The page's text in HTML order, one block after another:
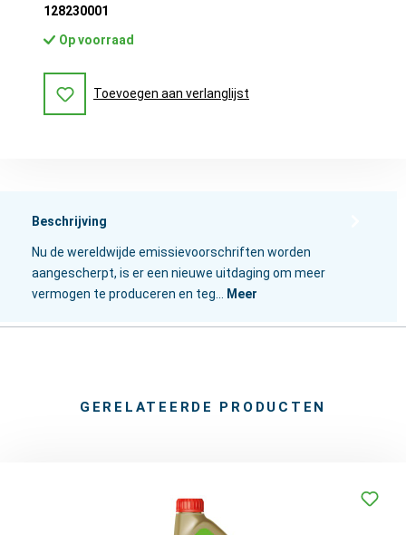
128230001
Op voorraad
Toevoegen aan verlanglijst
Beschrijving
Nu de wereldwijde emissievoorschriften worden
aangescherpt, is er een nieuwe uitdaging om meer
vermogen te produceren en teg…
Meer
GERELATEERDE PRODUCTEN